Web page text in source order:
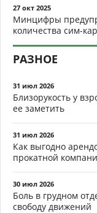
27 окт 2025
Минцифры
количества сим-
РАЗНОЕ
31 июл 2026
Близорукость у
ее заметить
31 июл 2026
Как выгодно
прокатной
30 июл 2026
Боль в грудном
свободу движений